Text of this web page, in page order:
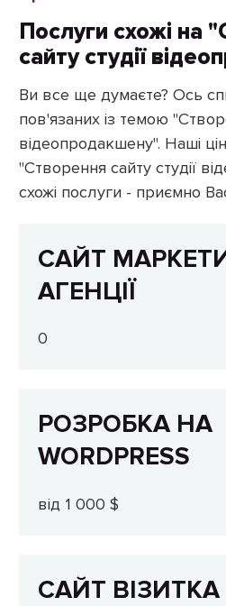
Послуги схожі на
сайту студії
Ви все ще думаєте? Ось
пов'язаних із темою
відеопродакшену". Наші
"Створення сайту студії
схожі послуги - приємно
САЙТ
АГЕНЦІЇ
0
РОЗРОБКА НА
WORDPRESS
від 1 000 $
САЙТ ВІЗИТКА